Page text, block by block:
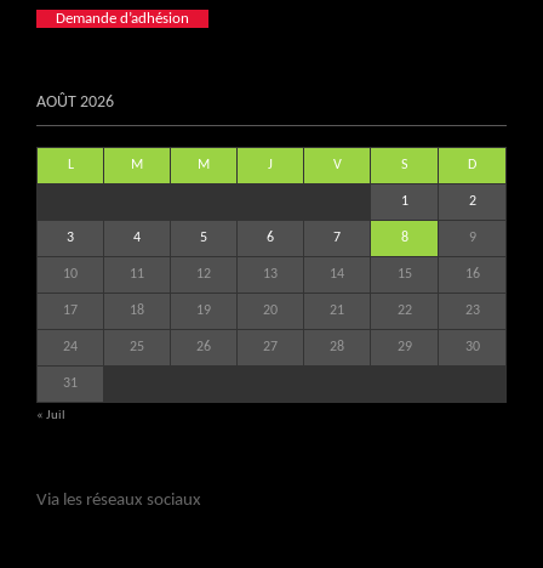
Demande d’adhésion
AOÛT 2026
L M M J V S D
1 2
3 4 5 6 7 8 9
10 11 12 13 14 15 16
17 18 19 20 21 22 23
24 25 26 27 28 29 30
31
« Juil
Via les réseaux sociaux